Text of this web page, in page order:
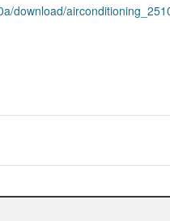
download/